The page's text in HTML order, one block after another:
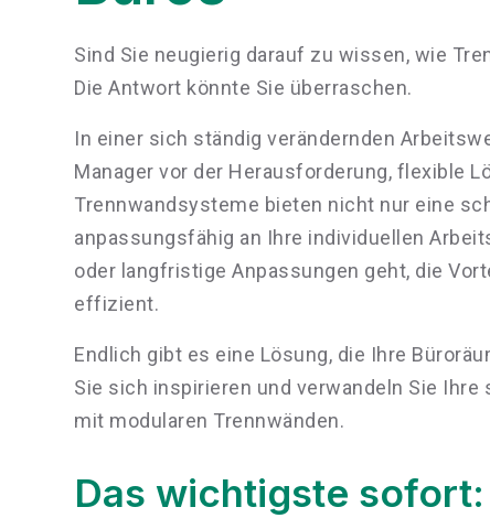
Sind Sie neugierig darauf zu wissen, wie
Die Antwort könnte Sie überraschen.
In einer sich ständig verändernden
Manager vor der Herausforderung, flexible
Trennwandsysteme bieten nicht nur eine
anpassungsfähig an Ihre individuellen
oder langfristige Anpassungen geht, die
effizient.
Endlich gibt es eine Lösung, die Ihre
Sie sich inspirieren und verwandeln Sie
mit modularen Trennwänden.
Das wichtigste sofort: